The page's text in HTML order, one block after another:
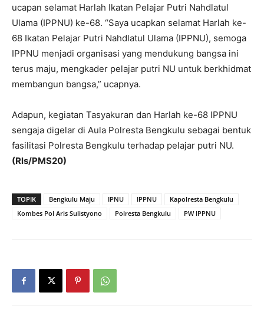
ucapan selamat Harlah Ikatan Pelajar Putri Nahdlatul
Ulama (IPPNU) ke-68. “Saya ucapkan selamat Harlah ke-
68 Ikatan Pelajar Putri Nahdlatul Ulama (IPPNU), semoga
IPPNU menjadi organisasi yang mendukung bangsa ini
terus maju, mengkader pelajar putri NU untuk berkhidmat
membangun bangsa,” ucapnya.
Adapun, kegiatan Tasyakuran dan Harlah ke-68 IPPNU
sengaja digelar di Aula Polresta Bengkulu sebagai bentuk
fasilitasi Polresta Bengkulu terhadap pelajar putri NU.
(Rls/PMS20)
TOPIK Bengkulu Maju IPNU IPPNU
Kapolresta Bengkulu
Kombes Pol Aris Sulistyono
Polresta Bengkulu PW IPPNU